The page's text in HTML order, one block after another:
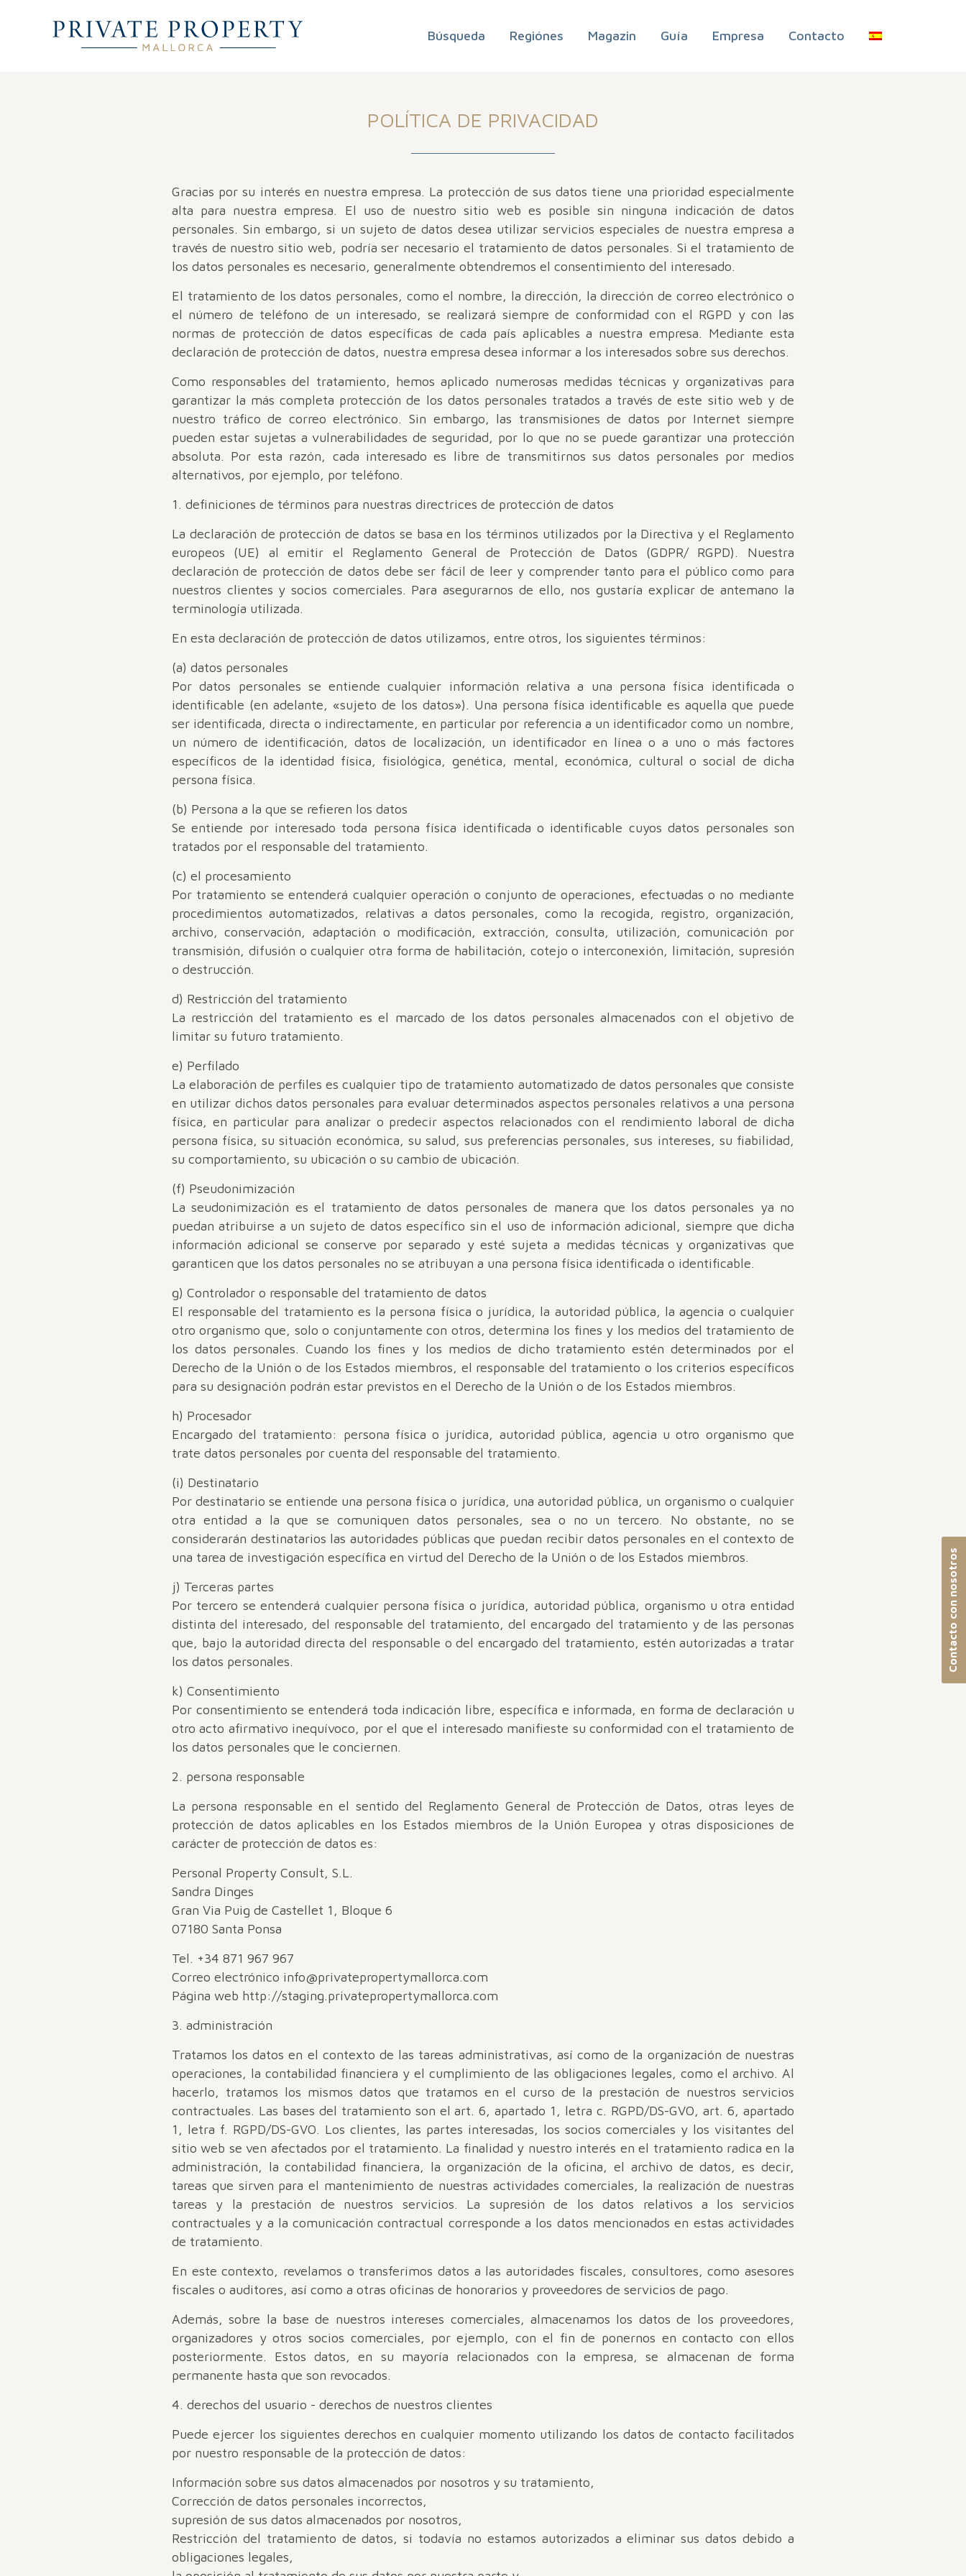
Búsqueda Regiónes Magazin Guía Empresa Contacto
POLÍTICA DE PRIVACIDAD
Gracias por su interés en nuestra empresa. La protección de sus datos tiene una prioridad especialmente
alta para nuestra empresa. El uso de nuestro sitio web es posible sin ninguna indicación de datos
personales. Sin embargo, si un sujeto de datos desea utilizar servicios especiales de nuestra empresa a
través de nuestro sitio web, podría ser necesario el tratamiento de datos personales. Si el tratamiento de
los datos personales es necesario, generalmente obtendremos el consentimiento del interesado.
El tratamiento de los datos personales, como el nombre, la dirección, la dirección de correo electrónico o
el número de teléfono de un interesado, se realizará siempre de conformidad con el RGPD y con las
normas de protección de datos específicas de cada país aplicables a nuestra empresa. Mediante esta
declaración de protección de datos, nuestra empresa desea informar a los interesados sobre sus derechos.
Como responsables del tratamiento, hemos aplicado numerosas medidas técnicas y organizativas para
garantizar la más completa protección de los datos personales tratados a través de este sitio web y de
nuestro tráfico de correo electrónico. Sin embargo, las transmisiones de datos por Internet siempre
pueden estar sujetas a vulnerabilidades de seguridad, por lo que no se puede garantizar una protección
absoluta. Por esta razón, cada interesado es libre de transmitirnos sus datos personales por medios
alternativos, por ejemplo, por teléfono.
1. definiciones de términos para nuestras directrices de protección de datos
La declaración de protección de datos se basa en los términos utilizados por la Directiva y el Reglamento
europeos (UE) al emitir el Reglamento General de Protección de Datos (GDPR/ RGPD). Nuestra
declaración de protección de datos debe ser fácil de leer y comprender tanto para el público como para
nuestros clientes y socios comerciales. Para asegurarnos de ello, nos gustaría explicar de antemano la
terminología utilizada.
En esta declaración de protección de datos utilizamos, entre otros, los siguientes términos:
(a) datos personales
Por datos personales se entiende cualquier información relativa a una persona física identificada o
identificable (en adelante, «sujeto de los datos»). Una persona física identificable es aquella que puede
ser identificada, directa o indirectamente, en particular por referencia a un identificador como un nombre,
un número de identificación, datos de localización, un identificador en línea o a uno o más factores
específicos de la identidad física, fisiológica, genética, mental, económica, cultural o social de dicha
persona física.
(b) Persona a la que se refieren los datos
Se entiende por interesado toda persona física identificada o identificable cuyos datos personales son
tratados por el responsable del tratamiento.
(c) el procesamiento
Por tratamiento se entenderá cualquier operación o conjunto de operaciones, efectuadas o no mediante
procedimientos automatizados, relativas a datos personales, como la recogida, registro, organización,
archivo, conservación, adaptación o modificación, extracción, consulta, utilización, comunicación por
transmisión, difusión o cualquier otra forma de habilitación, cotejo o interconexión, limitación, supresión
o destrucción.
d) Restricción del tratamiento
La restricción del tratamiento es el marcado de los datos personales almacenados con el objetivo de
limitar su futuro tratamiento.
e) Perfilado
La elaboración de perfiles es cualquier tipo de tratamiento automatizado de datos personales que consiste
en utilizar dichos datos personales para evaluar determinados aspectos personales relativos a una persona
física, en particular para analizar o predecir aspectos relacionados con el rendimiento laboral de dicha
persona física, su situación económica, su salud, sus preferencias personales, sus intereses, su fiabilidad,
su comportamiento, su ubicación o su cambio de ubicación.
(f) Pseudonimización
La seudonimización es el tratamiento de datos personales de manera que los datos personales ya no
puedan atribuirse a un sujeto de datos específico sin el uso de información adicional, siempre que dicha
información adicional se conserve por separado y esté sujeta a medidas técnicas y organizativas que
garanticen que los datos personales no se atribuyan a una persona física identificada o identificable.
g) Controlador o responsable del tratamiento de datos
El responsable del tratamiento es la persona física o jurídica, la autoridad pública, la agencia o cualquier
otro organismo que, solo o conjuntamente con otros, determina los fines y los medios del tratamiento de
los datos personales. Cuando los fines y los medios de dicho tratamiento estén determinados por el
Derecho de la Unión o de los Estados miembros, el responsable del tratamiento o los criterios específicos
para su designación podrán estar previstos en el Derecho de la Unión o de los Estados miembros.
h) Procesador
Encargado del tratamiento: persona física o jurídica, autoridad pública, agencia u otro organismo que
trate datos personales por cuenta del responsable del tratamiento.
(i) Destinatario
Por destinatario se entiende una persona física o jurídica, una autoridad pública, un organismo o cualquier
otra entidad a la que se comuniquen datos personales, sea o no un tercero. No obstante, no se
considerarán destinatarios las autoridades públicas que puedan recibir datos personales en el contexto de
una tarea de investigación específica en virtud del Derecho de la Unión o de los Estados miembros.
j) Terceras partes
Por tercero se entenderá cualquier persona física o jurídica, autoridad pública, organismo u otra entidad
distinta del interesado, del responsable del tratamiento, del encargado del tratamiento y de las personas
que, bajo la autoridad directa del responsable o del encargado del tratamiento, estén autorizadas a tratar
los datos personales.
k) Consentimiento
Por consentimiento se entenderá toda indicación libre, específica e informada, en forma de declaración u
otro acto afirmativo inequívoco, por el que el interesado manifieste su conformidad con el tratamiento de
los datos personales que le conciernen.
2. persona responsable
La persona responsable en el sentido del Reglamento General de Protección de Datos, otras leyes de
protección de datos aplicables en los Estados miembros de la Unión Europea y otras disposiciones de
carácter de protección de datos es:
Personal Property Consult, S.L.
Sandra Dinges
Gran Via Puig de Castellet 1, Bloque 6
07180 Santa Ponsa
Tel. +34 871 967 967
Correo electrónico info@privatepropertymallorca.com
Página web http://staging.privatepropertymallorca.com
3. administración
Tratamos los datos en el contexto de las tareas administrativas, así como de la organización de nuestras
operaciones, la contabilidad financiera y el cumplimiento de las obligaciones legales, como el archivo. Al
hacerlo, tratamos los mismos datos que tratamos en el curso de la prestación de nuestros servicios
contractuales. Las bases del tratamiento son el art. 6, apartado 1, letra c. RGPD/DS-GVO, art. 6, apartado
1, letra f. RGPD/DS-GVO. Los clientes, las partes interesadas, los socios comerciales y los visitantes del
sitio web se ven afectados por el tratamiento. La finalidad y nuestro interés en el tratamiento radica en la
administración, la contabilidad financiera, la organización de la oficina, el archivo de datos, es decir,
tareas que sirven para el mantenimiento de nuestras actividades comerciales, la realización de nuestras
tareas y la prestación de nuestros servicios. La supresión de los datos relativos a los servicios
contractuales y a la comunicación contractual corresponde a los datos mencionados en estas actividades
de tratamiento.
En este contexto, revelamos o transferimos datos a las autoridades fiscales, consultores, como asesores
fiscales o auditores, así como a otras oficinas de honorarios y proveedores de servicios de pago.
Además, sobre la base de nuestros intereses comerciales, almacenamos los datos de los proveedores,
organizadores y otros socios comerciales, por ejemplo, con el fin de ponernos en contacto con ellos
posteriormente. Estos datos, en su mayoría relacionados con la empresa, se almacenan de forma
permanente hasta que son revocados.
4. derechos del usuario - derechos de nuestros clientes
Puede ejercer los siguientes derechos en cualquier momento utilizando los datos de contacto facilitados
por nuestro responsable de la protección de datos:
Información sobre sus datos almacenados por nosotros y su tratamiento,
Corrección de datos personales incorrectos,
supresión de sus datos almacenados por nosotros,
Restricción del tratamiento de datos, si todavía no estamos autorizados a eliminar sus datos debido a
obligaciones legales,
Contacto con nosotros